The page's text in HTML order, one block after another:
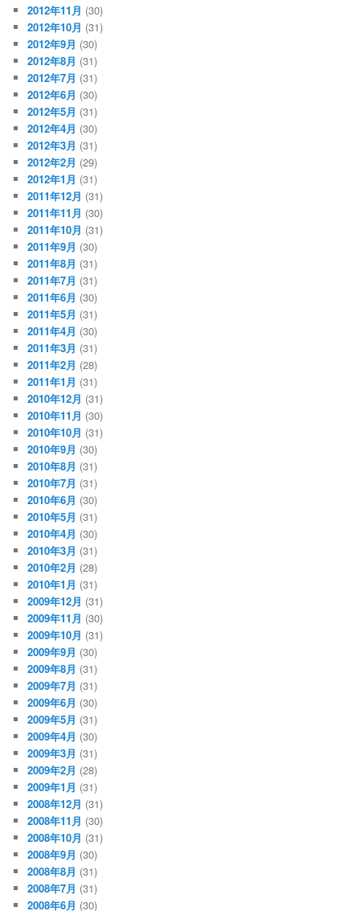
2012年11月 (30)
2012年10月 (31)
2012年9月 (30)
2012年8月 (31)
2012年7月 (31)
2012年6月 (30)
2012年5月 (31)
2012年4月 (30)
2012年3月 (31)
2012年2月 (29)
2012年1月 (31)
2011年12月 (31)
2011年11月 (30)
2011年10月 (31)
2011年9月 (30)
2011年8月 (31)
2011年7月 (31)
2011年6月 (30)
2011年5月 (31)
2011年4月 (30)
2011年3月 (31)
2011年2月 (28)
2011年1月 (31)
2010年12月 (31)
2010年11月 (30)
2010年10月 (31)
2010年9月 (30)
2010年8月 (31)
2010年7月 (31)
2010年6月 (30)
2010年5月 (31)
2010年4月 (30)
2010年3月 (31)
2010年2月 (28)
2010年1月 (31)
2009年12月 (31)
2009年11月 (30)
2009年10月 (31)
2009年9月 (30)
2009年8月 (31)
2009年7月 (31)
2009年6月 (30)
2009年5月 (31)
2009年4月 (30)
2009年3月 (31)
2009年2月 (28)
2009年1月 (31)
2008年12月 (31)
2008年11月 (30)
2008年10月 (31)
2008年9月 (30)
2008年8月 (31)
2008年7月 (31)
2008年6月 (30)